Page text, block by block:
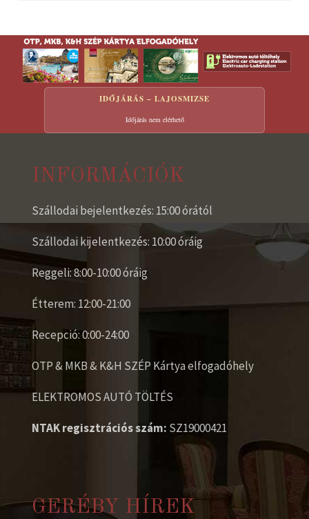
IDŐJÁRÁS – LAJOSMIZSE
Időjárás nem elérhető
INFORMÁCIÓK
Szállodai bejelentkezés: 15:00 órától
Szállodai kijelentkezés: 10:00 óráig
Reggeli: 8:00-10:00 óráig
Étterem: 12:00-21:00
Recepció: 0:00-24:00
OTP & MKB & K&H SZÉP Kártya elfogadóhely
ELEKTROMOS AUTÓ TÖLTÉS
NTAK regisztrációs szám: SZ19000421
GERÉBY HÍREK